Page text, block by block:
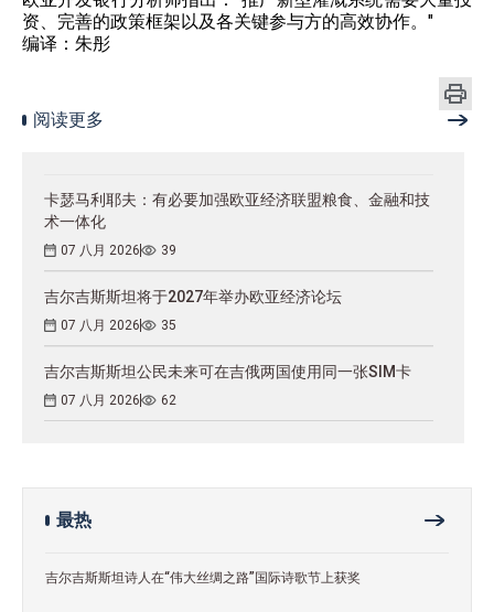
资、完善的政策框架以及各关键参与方的高效协作。"
编译：朱彤
阅读更多
卡瑟马利耶夫：有必要加强欧亚经济联盟粮食、金融和技
术一体化
07 八月 2026 39
吉尔吉斯斯坦将于2027年举办欧亚经济论坛
07 八月 2026 35
吉尔吉斯斯坦公民未来可在吉俄两国使用同一张SIM卡
07 八月 2026 62
最热
吉尔吉斯斯坦诗人在“伟大丝绸之路”国际诗歌节上获奖